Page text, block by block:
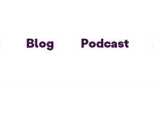
Blog Podcast